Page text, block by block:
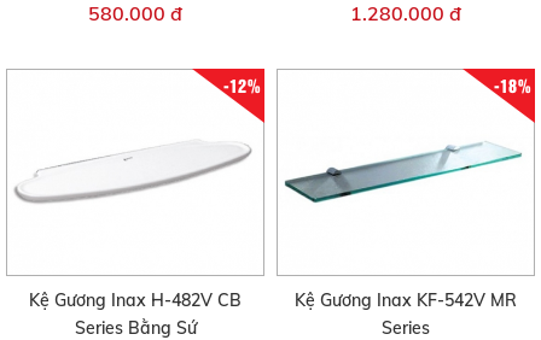
580.000 đ 1.280.000 đ
-12%
Kệ Gương Inax H-482V CB
Series Bằng Sứ
-18%
Kệ Gương Inax KF-542V MR
Series